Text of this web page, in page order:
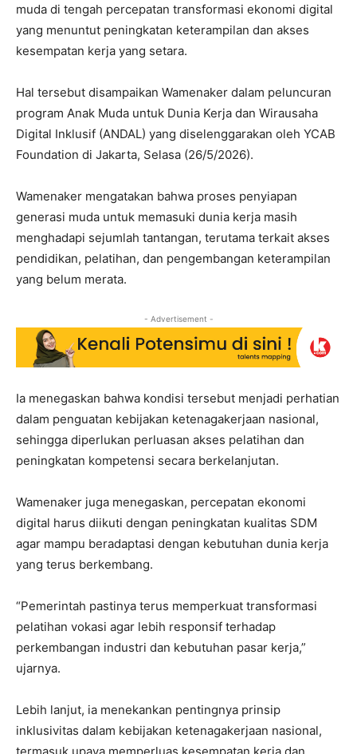
muda di tengah percepatan transformasi ekonomi digital
yang menuntut peningkatan keterampilan dan akses
kesempatan kerja yang setara.
Hal tersebut disampaikan Wamenaker dalam peluncuran
program Anak Muda untuk Dunia Kerja dan Wirausaha
Digital Inklusif (ANDAL) yang diselenggarakan oleh YCAB
Foundation di Jakarta, Selasa (26/5/2026).
Wamenaker mengatakan bahwa proses penyiapan
generasi muda untuk memasuki dunia kerja masih
menghadapi sejumlah tantangan, terutama terkait akses
pendidikan, pelatihan, dan pengembangan keterampilan
yang belum merata.
- Advertisement -
Ia menegaskan bahwa kondisi tersebut menjadi perhatian
dalam penguatan kebijakan ketenagakerjaan nasional,
sehingga diperlukan perluasan akses pelatihan dan
peningkatan kompetensi secara berkelanjutan.
Wamenaker juga menegaskan, percepatan ekonomi
digital harus diikuti dengan peningkatan kualitas SDM
agar mampu beradaptasi dengan kebutuhan dunia kerja
yang terus berkembang.
“Pemerintah pastinya terus memperkuat transformasi
pelatihan vokasi agar lebih responsif terhadap
perkembangan industri dan kebutuhan pasar kerja,”
ujarnya.
Lebih lanjut, ia menekankan pentingnya prinsip
inklusivitas dalam kebijakan ketenagakerjaan nasional,